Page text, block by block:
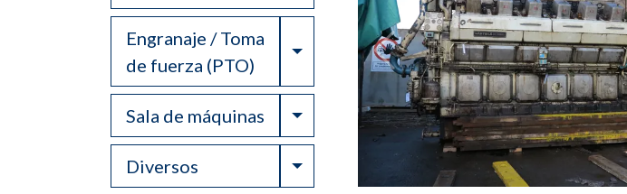
Engranaje / Toma
de fuerza (PTO)
Toggle Dropdown
Sala de máquinas Toggle Dropdown
Diversos Toggle Dropdown